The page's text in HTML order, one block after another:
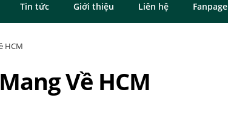
Tin tức Giới thiệu Liên hệ Fanpage
HCM
Về HCM